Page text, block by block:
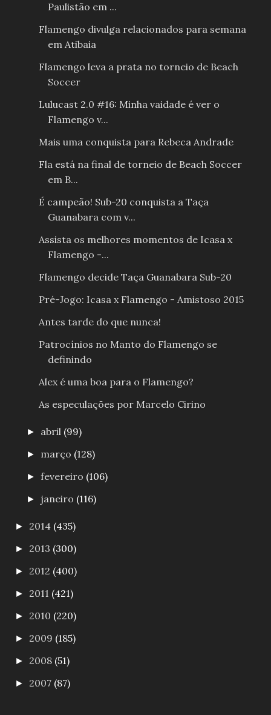
Paulistão em ...
Flamengo divulga relacionados para semana
em Atibaia
Flamengo leva a prata no torneio de Beach
Soccer
Lulucast 2.0 #16: Minha vaidade é ver o
Flamengo v...
Mais uma conquista para Rebeca Andrade
Fla está na final de torneio de Beach Soccer
em B...
É campeão! Sub-20 conquista a Taça
Guanabara com v...
Assista os melhores momentos de Icasa x
Flamengo -...
Flamengo decide Taça Guanabara Sub-20
Pré-Jogo: Icasa x Flamengo - Amistoso 2015
Antes tarde do que nunca!
Patrocínios no Manto do Flamengo se
definindo
Alex é uma boa para o Flamengo?
As especulações por Marcelo Cirino
► abril (99)
► março (128)
►fevereiro (106)
► janeiro (116)
► 2014 (435)
► 2013 (300)
► 2012 (400)
► 2011 (421)
► 2010 (220)
► 2009 (185)
► 2008 (51)
► 2007 (87)